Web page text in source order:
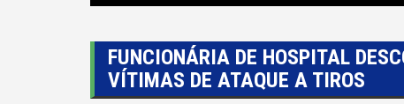
FUNCIONÁRIA DE HOSPITAL
VÍTIMAS DE ATAQUE A TIROS